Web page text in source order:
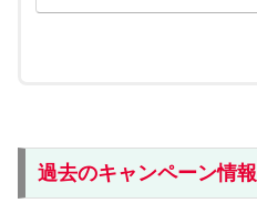
過去のキャンペーン情報